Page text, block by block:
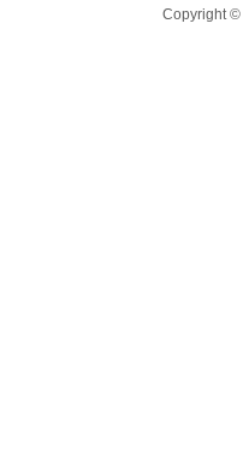
Copyright